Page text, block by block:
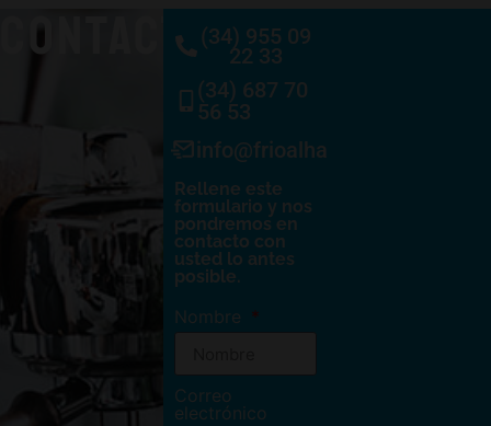
CONTACTO(34) 955 09
22 33
(34) 687 70
56 53
info@frioalhambra.com
Rellene este
formulario y nos
pondremos en
contacto con
usted lo antes
posible.
Nombre
Correo
electrónico